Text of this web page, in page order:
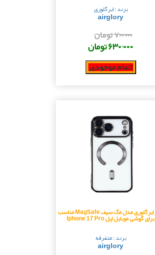
برند : ایرگلوری
airglory
۷۰۰٬۰۰۰ تومان
۶۳۰٬۰۰۰ تومان
اتمام موجودی
کاور ایرگلوری مدل مگ سیف MagSafe مناسب
برای گوشی موبایل اپل Iphone 17 Pro
برند : متفرقه
airglory